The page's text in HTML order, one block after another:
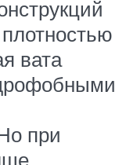
вата
при